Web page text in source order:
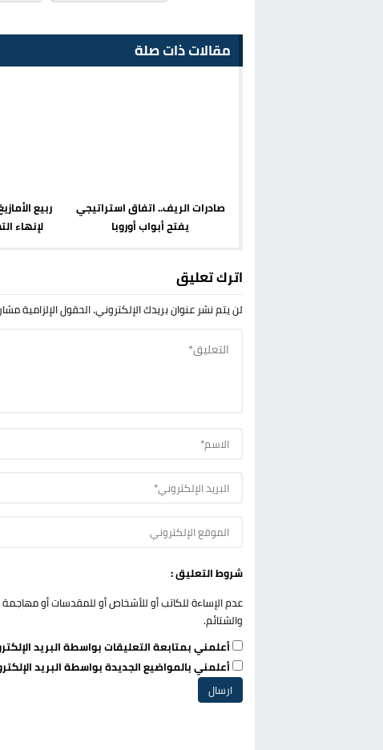
مقالات ذات صلة
صادرات الريف.. اتفاق استراتيجي
يفتح أبواب أوروبا
لإنهاء
اترك تعليق
لن يتم نشر عنوان بريدك الإلكتروني.الحقول الإلزامية
شروط التعليق :
عدم الإساءة للكاتب أو للأشخاص أو للمقدسات أو مهاجمة
والشتائم.
أعلمني بمتابعة التعليقات بواسطة البريد
أعلمني بالمواضيع الجديدة بواسطة البريد